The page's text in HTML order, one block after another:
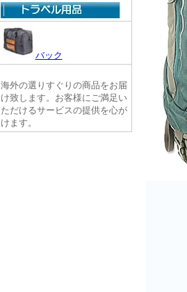
バック
海外の選りすぐりの商品をお届
け致します。お客様にご満足い
ただけるサービスの提供を心が
けます。